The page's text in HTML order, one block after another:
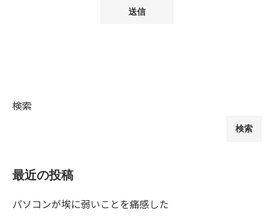
検索
検索
最近の投稿
パソコンが埃に弱いことを痛感した